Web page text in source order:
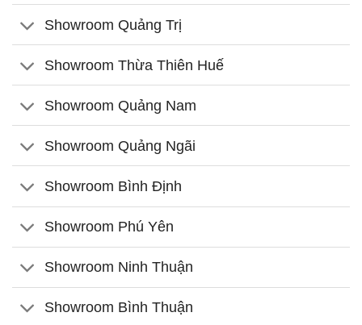
Showroom Quảng Trị
Showroom Thừa Thiên Huế
Showroom Quảng Nam
Showroom Quảng Ngãi
Showroom Bình Định
Showroom Phú Yên
Showroom Ninh Thuận
Showroom Bình Thuận